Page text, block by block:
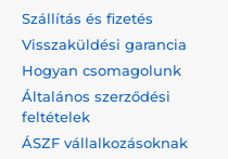
Szállítás és fizetés
Visszaküldési garancia
Hogyan csomagolunk
Általános szerződési
feltételek
ÁSZF vállalkozásoknak